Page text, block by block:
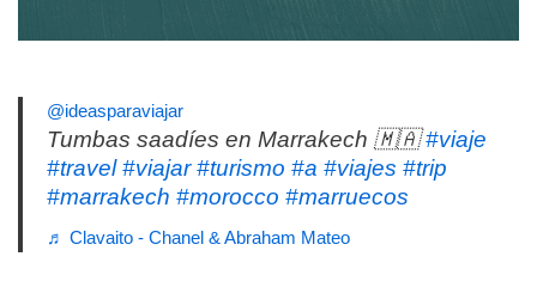
@ideasparaviajar
Tumbas saadíes en Marrakech 🇲🇦#viaje
#travel #viajar #turismo #a #viajes #trip
#marrakech #morocco #marruecos
♬ Clavaito - Chanel & Abraham Mateo